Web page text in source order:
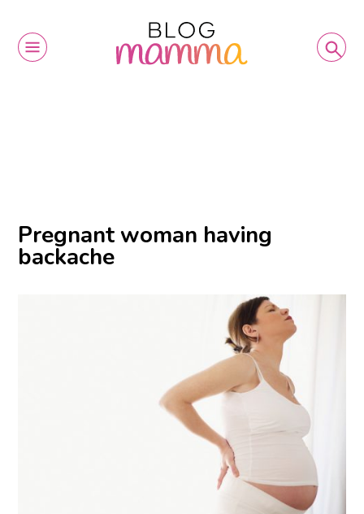
Pregnant woman having
backache